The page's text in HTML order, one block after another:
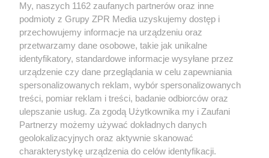
Żaden utwór zamieszczony w serwisie nie może być powielany i
rozpowszechniany lub dalej rozpowszechniany w jakikolwiek sposób (w
tym także elektroniczny lub mechaniczny) na jakimkolwiek polu
eksploatacji w jakiejkolwiek formie, włącznie z umieszczaniem w Internecie
bez pisemnej zgody właściciela praw. Jakiekolwiek użycie lub
wykorzystanie utworów w całości lub w części z naruszeniem prawa, tzn.
bez właściwej zgody, jest zabronione pod groźbą kary i może być ścigane
prawnie.
My, naszych 1162 zaufanych partnerów oraz inne
podmioty z Grupy ZPR Media uzyskujemy dostęp i
przechowujemy informacje na urządzeniu oraz
przetwarzamy dane osobowe, takie jak unikalne
identyfikatory, standardowe informacje wysyłane przez
urządzenie czy dane przeglądania w celu zapewniania
spersonalizowanych reklam, wybór spersonalizowanych
treści, pomiar reklam i treści, badanie odbiorców oraz
ulepszanie usług. Za zgodą Użytkownika my i Zaufani
Partnerzy możemy używać dokładnych danych
geolokalizacyjnych oraz aktywnie skanować
charakterystykę urządzenia do celów identyfikacji.